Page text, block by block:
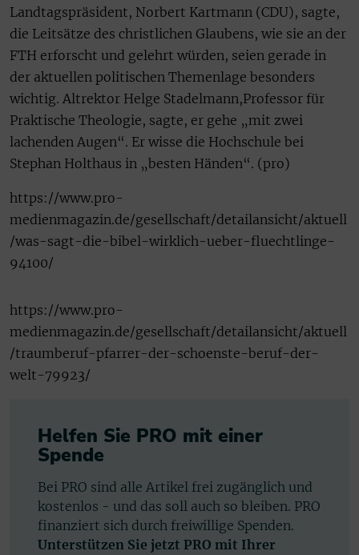
Landtagspräsident, Norbert Kartmann (CDU), sagte,
die Leitsätze des christlichen Glaubens, wie sie an der
FTH erforscht und gelehrt würden, seien gerade in
der aktuellen politischen Themenlage besonders
wichtig. Altrektor Helge Stadelmann,Professor für
Praktische Theologie, sagte, er gehe „mit zwei
lachenden Augen“. Er wisse die Hochschule bei
Stephan Holthaus in „besten Händen“. (pro)
https://www.pro-
medienmagazin.de/gesellschaft/detailansicht/aktuell
/was-sagt-die-bibel-wirklich-ueber-fluechtlinge-
94100/
https://www.pro-
medienmagazin.de/gesellschaft/detailansicht/aktuell
/traumberuf-pfarrer-der-schoenste-beruf-der-
welt-79923/
Helfen Sie PRO mit einer
Spende
Bei PRO sind alle Artikel frei zugänglich und
kostenlos - und das soll auch so bleiben. PRO
finanziert sich durch freiwillige Spenden.
Unterstützen Sie jetzt PRO mit Ihrer